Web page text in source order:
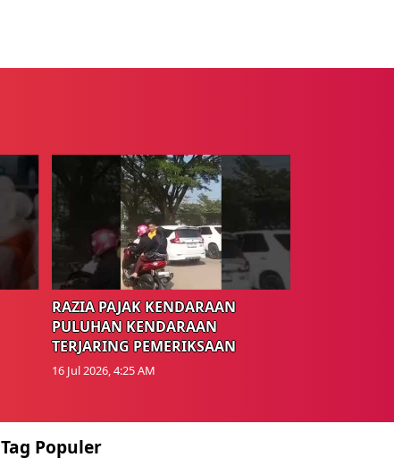
RAZIA PAJAK KENDARAAN
PULUHAN KENDARAAN
TERJARING PEMERIKSAAN
16 Jul 2026, 4:25 AM
Tag Populer